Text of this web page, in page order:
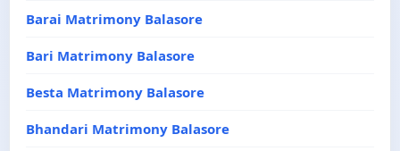
Barai Matrimony Balasore
Bari Matrimony Balasore
Besta Matrimony Balasore
Bhandari Matrimony Balasore